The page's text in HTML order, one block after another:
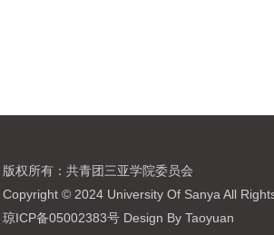
版权所有：共青团三亚学院委员会
Copyright © 2024 University Of Sanya All
琼ICP备05002383号 Design By Taoyuan